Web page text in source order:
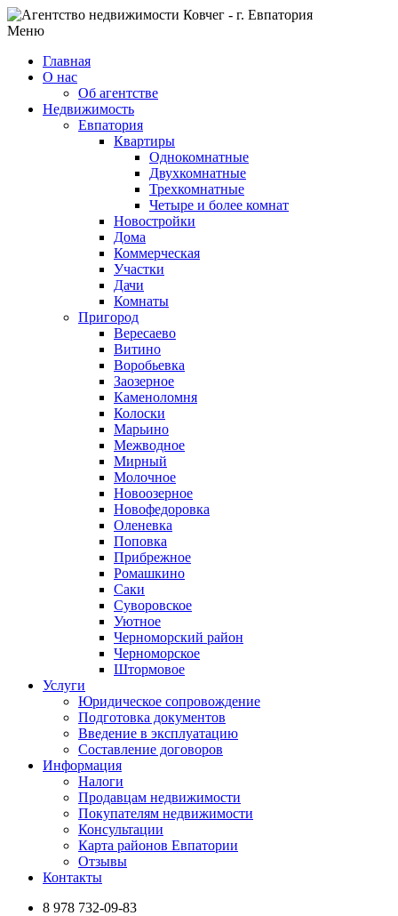
Меню
Главная
О нас
Об агентстве
Недвижимость
Евпатория
Квартиры
Однокомнатные
Двухкомнатные
Трехкомнатные
Четыре и более комнат
Новостройки
Дома
Коммерческая
Участки
Дачи
Комнаты
Пригород
Вересаево
Витино
Воробьевка
Заозерное
Каменоломня
Колоски
Марьино
Межводное
Мирный
Молочное
Новоозерное
Новофедоровка
Оленевка
Поповка
Прибрежное
Ромашкино
Саки
Суворовское
Уютное
Черноморский район
Черноморское
Штормовое
Услуги
Юридическое сопровождение
Подготовка документов
Введение в эксплуатацию
Составление договоров
Информация
Налоги
Продавцам недвижимости
Покупателям недвижимости
Консультации
Карта районов Евпатории
Отзывы
Контакты
8 978 732-09-83